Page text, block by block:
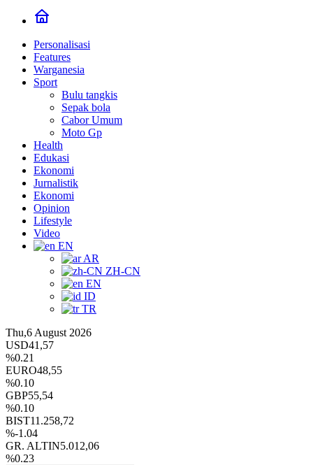
Personalisasi
Features
Warganesia
Sport
Bulu tangkis
Sepak bola
Cabor Umum
Moto Gp
Health
Edukasi
Ekonomi
Jurnalistik
Ekonomi
Opinion
Lifestyle
Video
EN
AR
ZH-CN
EN
ID
TR
Thu,6 August 2026
USD41,57
%0.21
EURO48,55
%0.10
GBP55,54
%0.10
BIST11.258,72
%-1.04
GR. ALTIN5.012,06
%0.23